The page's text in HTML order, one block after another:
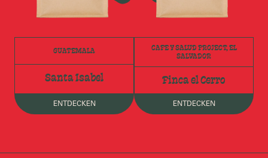
GUATEMALA
Santa Isabel
ENTDECKEN
CAFE Y SALUD PROJECT, EL
SALVADOR
Finca el Cerro
ENTDECKEN